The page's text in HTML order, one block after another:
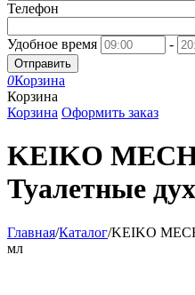
Телефон
Удобное время -
Отправить
0Корзина
Корзина
Корзина Оформить заказ
KEIKO
Туалетные
Главная/Каталог/KEIKO
мл